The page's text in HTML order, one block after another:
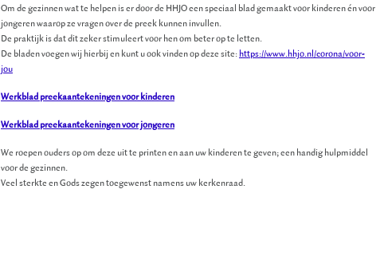
Om de gezinnen wat te helpen is er door de HHJO een speciaal blad gemaakt voor kinderen én voor
jongeren waarop ze vragen over de preek kunnen invullen.
De praktijk is dat dit zeker stimuleert voor hen om beter op te letten.
De bladen voegen wij hierbij en kunt u ook vinden op deze site: https://www.hhjo.nl/corona/voor-
jou
Werkblad preekaantekeningen voor kinderen
Werkblad preekaantekeningen voor jongeren
We roepen ouders op om deze uit te printen en aan uw kinderen te geven; een handig hulpmiddel
voor de gezinnen.
Veel sterkte en Gods zegen toegewenst namens uw kerkenraad.